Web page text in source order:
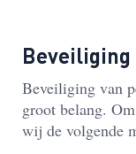
Beveiliging
Beveiliging van
groot belang.
wij de volgende